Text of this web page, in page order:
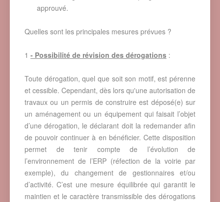
approuvé.
Quelles sont les principales mesures prévues ?
1 - Possibilité de révision des dérogations :
Toute dérogation, quel que soit son motif, est pérenne
et cessible. Cependant, dès lors qu'une autorisation de
travaux ou un permis de construire est déposé(e) sur
un aménagement ou un équipement qui faisait l’objet
d’une dérogation, le déclarant doit la redemander afin
de pouvoir continuer à en bénéficier. Cette disposition
permet de tenir compte de l’évolution de
l’environnement de l’ERP (réfection de la voirie par
exemple), du changement de gestionnaires et/ou
d’activité. C’est une mesure équilibrée qui garantit le
maintien et le caractère transmissible des dérogations